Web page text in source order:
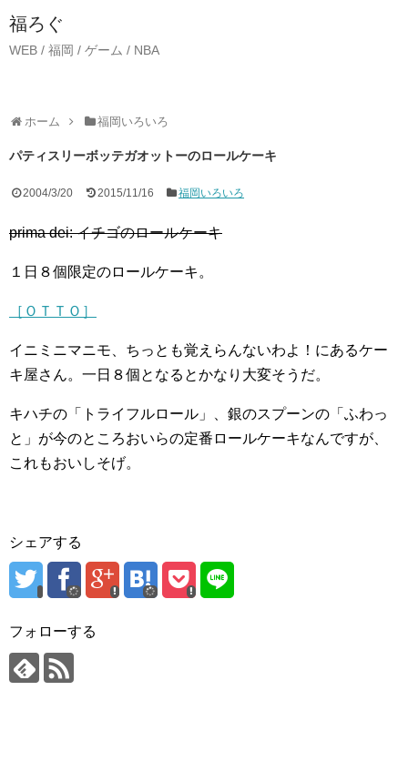
福ろぐ
WEB / 福岡 / ゲーム / NBA
ホーム 福岡いろいろ
パティスリーボッテガオットーのロールケーキ
2004/3/20 2015/11/16 福岡いろいろ
prima dei: イチゴのロールケーキ
１日８個限定のロールケーキ。
［ＯＴＴＯ］
イニミニマニモ、ちっとも覚えらんないわよ！にあるケー
キ屋さん。一日８個となるとかなり大変そうだ。
キハチの「トライフルロール」、銀のスプーンの「ふわっ
と」が今のところおいらの定番ロールケーキなんですが、
これもおいしそげ。
シェアする
フォローする